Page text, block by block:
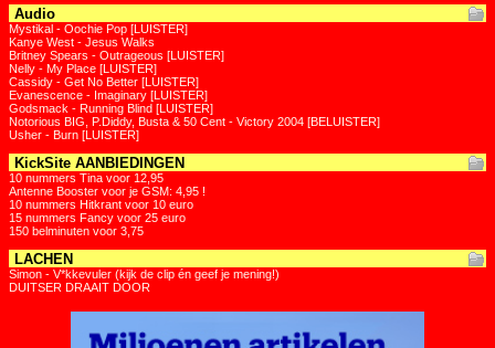
Audio
Mystikal - Oochie Pop [LUISTER]
Kanye West - Jesus Walks
Britney Spears - Outrageous [LUISTER]
Nelly - My Place [LUISTER]
Cassidy - Get No Better [LUISTER]
Evanescence - Imaginary [LUISTER]
Godsmack - Running Blind [LUISTER]
Notorious BIG, P.Diddy, Busta & 50 Cent - Victory 2004 [BELUISTER]
Usher - Burn [LUISTER]
KickSite AANBIEDINGEN
10 nummers Tina voor 12,95
Antenne Booster voor je GSM: 4,95 !
10 nummers Hitkrant voor 10 euro
15 nummers Fancy voor 25 euro
150 belminuten voor 3,75
LACHEN
Simon - V*kkevuler (kijk de clip én geef je mening!)
DUITSER DRAAIT DOOR